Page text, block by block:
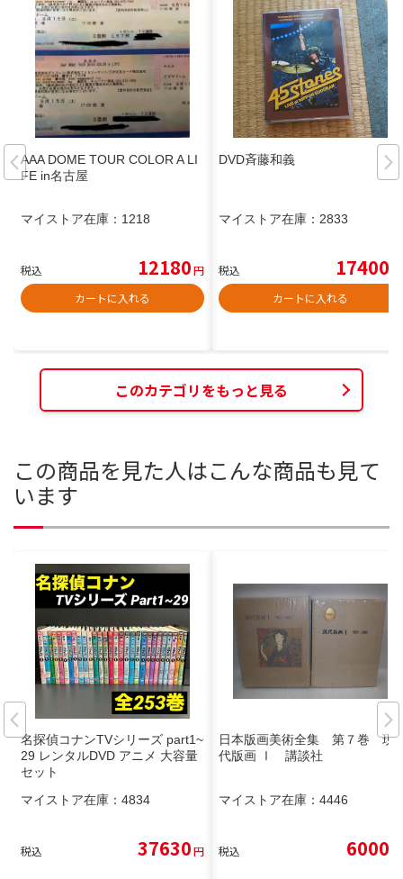
AAA DOME TOUR COLOR A LI
FE in名古屋
マイストア在庫： 1218
税込 12180円
カートに入れる
DVD斉藤和義
マイストア在庫： 2833
税込 17400
カートに入れる
このカテゴリをもっと見る
この商品を見た人はこんな商品も見て
います
名探偵コナンTVシリーズ part1~
29 レンタルDVD アニメ 大容量
セット
マイストア在庫： 4834
税込 37630円
日本版画美術全集 第７巻 現
代版画 Ⅰ 講談社
マイストア在庫： 4446
税込 6000